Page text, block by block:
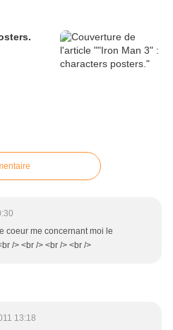
coeur me concernant moi le
/> <br /> <br /> <br />
13:18